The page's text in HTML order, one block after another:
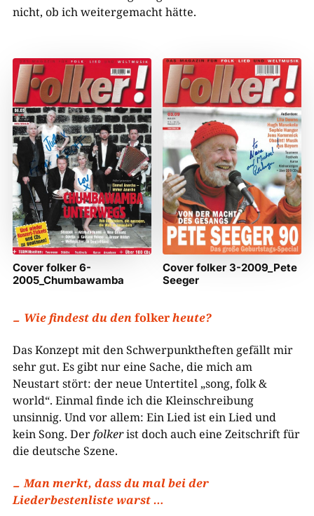
nicht, ob ich weitergemacht hätte.
Cover folker 6-
2005_Chumbawamba
Cover folker 3-2009_Pete
Seeger
Wie findest du denfolkerheute?
Das Konzept mit den Schwerpunktheften gefällt mir
sehr gut. Es gibt nur eine Sache, die mich am
Neustart stört: der neue Untertitel „song, folk &
world“. Einmal finde ich die Kleinschreibung
unsinnig. Und vor allem: Ein Lied ist ein Lied und
kein Song. Derfolkerist doch auch eine Zeitschrift für
die deutsche Szene.
Man merkt, dass du mal bei der
Liederbestenliste warst …